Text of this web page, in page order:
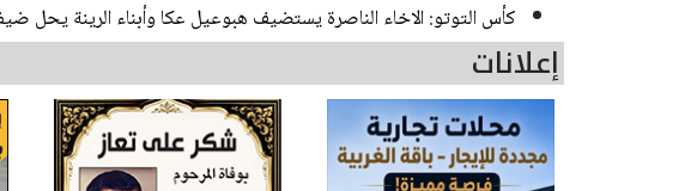
كأس التوتو: الاخاء الناصرة يستضيف هبوعيل عكا وأبناء الرينة يحل
إعلانات